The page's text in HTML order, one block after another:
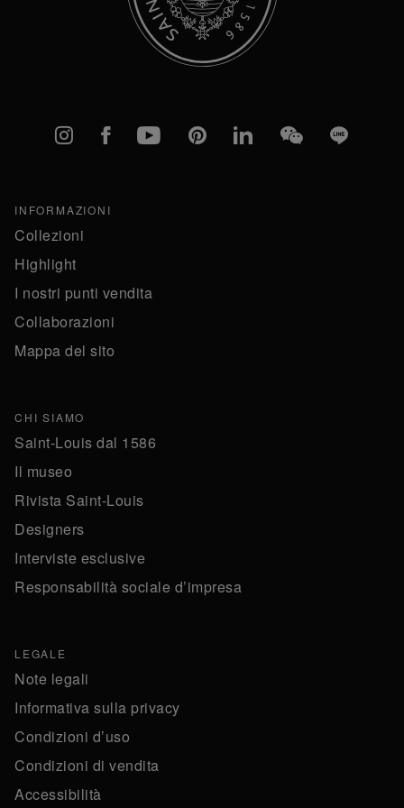
Instagram
FacebookYouTubePinterestlinkedInWeChatLine
INFORMAZIONI
Collezioni
Highlight
I nostri punti vendita
Collaborazioni
Mappa del sito
CHI SIAMO
Saint-Louis dal 1586
Il museo
Rivista Saint-Louis
Designers
Interviste esclusive
Responsabilità sociale d’impresa
LEGALE
Note legali
Informativa sulla privacy
Condizioni d’uso
Condizioni di vendita
Accessibilità